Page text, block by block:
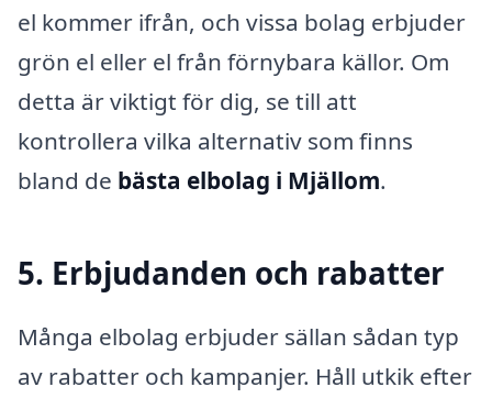
el kommer ifrån, och vissa bolag erbjuder
grön el eller el från förnybara källor. Om
detta är viktigt för dig, se till att
kontrollera vilka alternativ som finns
bland de bästa elbolag i Mjällom.
5. Erbjudanden och rabatter
Många elbolag erbjuder sällan sådan typ
av rabatter och kampanjer. Håll utkik efter